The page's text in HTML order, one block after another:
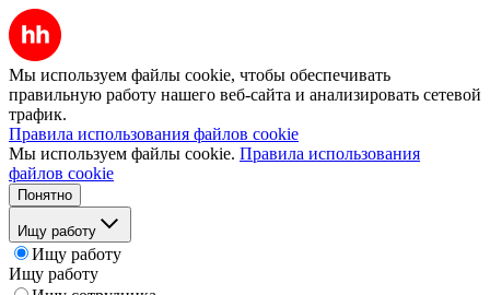
Мы используем файлы cookie, чтобы обеспечивать
правильную работу нашего веб-сайта и анализировать сетевой
трафик.
Правила использования файлов cookie
Мы используем файлы cookie. Правила использования
файлов cookie
Понятно
Ищу работу
Ищу работу
Ищу работу